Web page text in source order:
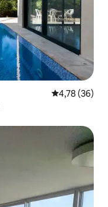
Évaluation
4,78 (36)